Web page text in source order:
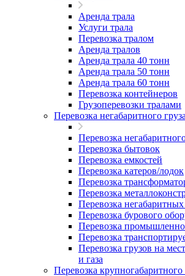
Аренда трала
Услуги трала
Перевозка тралом
Аренда тралов
Аренда трала 40 тонн
Аренда трала 50 тонн
Аренда трала 60 тонн
Перевозка контейнеров
Грузоперевозки тралами
Перевозка негабаритного груза
Перевозка
Перевозка бытовок
Перевозка емкостей
Перевозка катеров/лодок
Перевозка
Перевозка
Перевозка негабаритных
Перевозка бурового
Перевозка
Перевозка
Перевозка грузов на
и газа
Перевозка крупногабаритного